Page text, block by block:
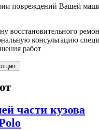
повреждений Вашей
восстановительного
консультацию
работ
части кузова